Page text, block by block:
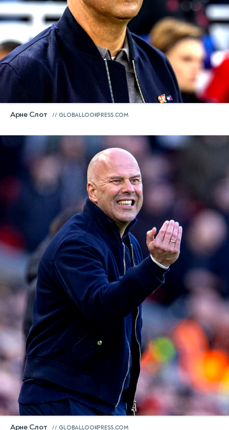
Арне Слот GLOBALLOOKPRESS.COM
Арне Слот GLOBALLOOKPRESS.COM